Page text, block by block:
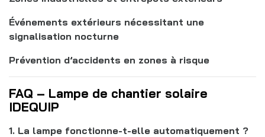
Événements extérieurs nécessitant une
signalisation nocturne
Prévention d’accidents en zones à risque
FAQ – Lampe de chantier solaire
IDEQUIP
1. La lampe fonctionne-t-elle automatiquement ?